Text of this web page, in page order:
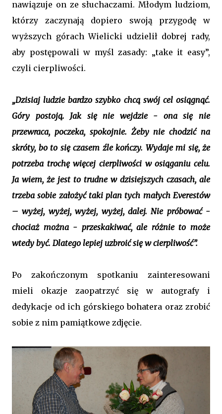
nawiązuje on ze słuchaczami. Młodym ludziom,
którzy zaczynają dopiero swoją przygodę w
wyższych górach Wielicki udzielił dobrej rady,
aby postępowali w myśl zasady: „take it easy”,
czyli cierpliwości.
„Dzisiaj ludzie bardzo szybko chcą swój cel osiągnąć.
Góry postoją. Jak się nie wejdzie - ona się nie
przewraca, poczeka, spokojnie. Żeby nie chodzić na
skróty, bo to się czasem źle kończy. Wydaje mi się, że
potrzeba trochę więcej cierpliwości w osiąganiu celu.
Ja wiem, że jest to trudne w dzisiejszych czasach, ale
trzeba sobie założyć taki plan tych małych Everestów
– wyżej, wyżej, wyżej, wyżej, dalej. Nie próbować -
chociaż można - przeskakiwać, ale różnie to może
wtedy być. Dlatego lepiej uzbroić się w cierpliwość”.
Po zakończonym spotkaniu zainteresowani
mieli okazje zaopatrzyć się w autografy i
dedykacje od ich górskiego bohatera oraz zrobić
sobie z nim pamiątkowe zdjęcie.